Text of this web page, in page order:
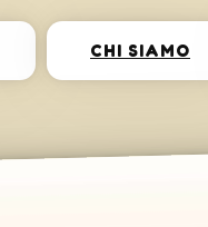
CHI SIAMO